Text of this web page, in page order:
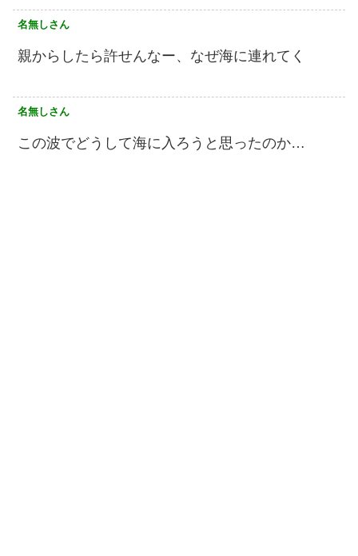
名無しさん
親からしたら許せんなー、なぜ海に連れてく
名無しさん
この波でどうして海に入ろうと思ったのか…